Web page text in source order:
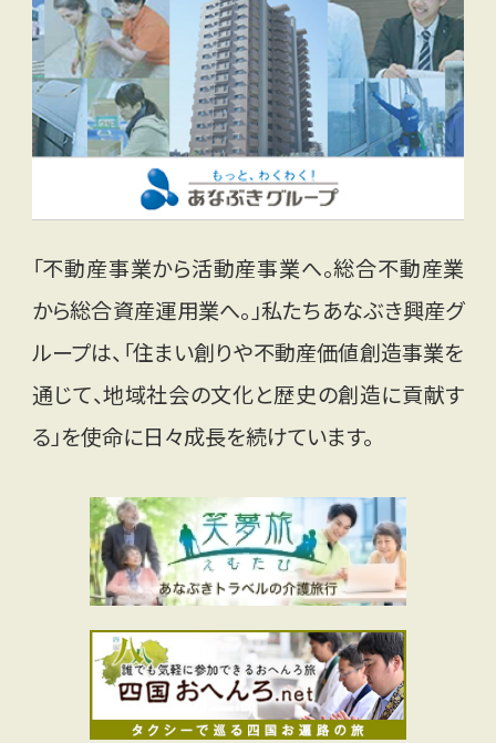
「不動産事業から活動産事業へ。総合不動産業
から総合資産運用業へ。」私たちあなぶき興産グ
ループは、「住まい創りや不動産価値創造事業を
通じて、地域社会の文化と歴史の創造に貢献す
る」を使命に日々成長を続けています。